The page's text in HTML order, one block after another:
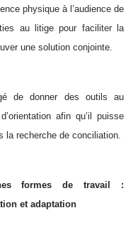
physique à l’audience de
au litige pour faciliter la
une solution conjointe.
de donner des outils au
afin qu’il puisse
la recherche de conciliation.
formes de travail :
et adaptation